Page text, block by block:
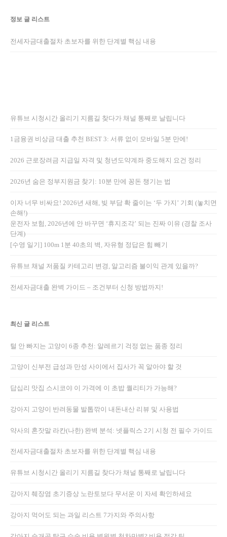
정보 글 리스트
전세자금대출절차 초보자를 위한 단계별 핵심 내용
유튜브 시청시간 올리기 지름길 찾다가 채널 통째로 날립니다
1금융권 비상금 대출 추천 BEST 3: 서류 없이 모바일 5분 만에!
2026 근로장려금 지급일 자격 및 청년도약계좌 중도해지 요건 정리
2026년 숨은 정부지원금 찾기: 10분 만에 꽁돈 챙기는 법
이자 너무 비싸요! 2026년 새해, 빚 부담 확 줄이는 ‘두 가지’ 기회 (놓치면
손해!)
운전자 보험, 2026년에 안 바꾸면 ‘휴지조각’ 되는 진짜 이유 (경찰 조사
단계)
[수영 일기] 100m 1분 40초의 벽, 자유형 정답은 힘 빼기
유튜브 채널 저품질 카테고리 변경, 알고리즘 불이익 관계 있을까?
전세자금대출 완벽 가이드 – 조건부터 신청 방법까지!
최신 글 리스트
털 안 빠지는 고양이 6종 추천: 알레르기 걱정 없는 품종 정리
고양이 신부전 급성과 만성 사이에서 집사가 꼭 알아야 할 것
답십리 맛집 스시코야 이 가격에 이 초밥 퀄리티가 가능해?
강아지 고양이 반려동물 발톱깎이 내돈내산 리뷰 및 사용법
약사의 혼잣말 라칸(나한) 완벽 분석: 넷플릭스 2기 시청 전 필수 가이드
전세자금대출절차 초보자를 위한 단계별 핵심 내용
유튜브 시청시간 올리기 지름길 찾다가 채널 통째로 날립니다
강아지 췌장염 초기증상 노란토보다 무서운 이 자세 확인하세요
강아지 먹어도 되는 과일 리스트 7가지와 주의사항